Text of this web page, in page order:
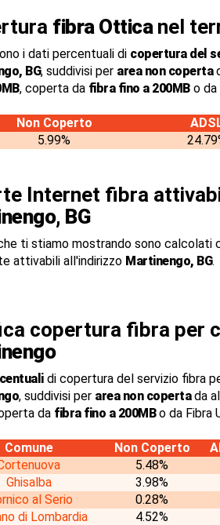
fibra Otticanel
i dati percentuali di copertura del
BG, suddivisi per area non coperta
, coperta da fibra fino a 200MBo da
Non Coperto
5.99%
Internet fibra
BG
ti stiamo mostrando sono calcolati
attivabili all'indirizzo Martinengo, BG.
copertura fibra per
di copertura del servizio fibra
, suddivisi per area non copertada
da fibra fino a 200MBo da Fibra
Comune Non Coperto
5.48%
Ghisalba
3.98%
al Serio
0.28%
di Lombardia
4.52%